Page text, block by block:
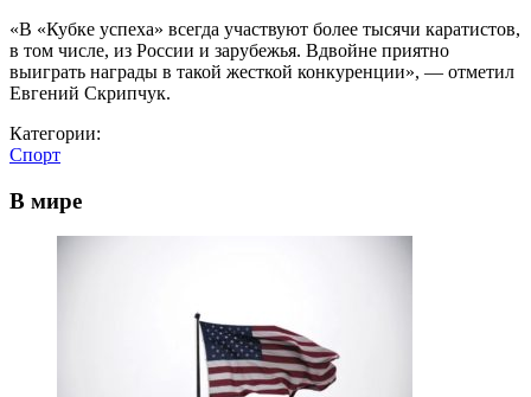
«В «Кубке успеха» всегда участвуют более тысячи каратистов,
в том числе, из России и зарубежья. Вдвойне приятно
выиграть награды в такой жесткой конкуренции», — отметил
Евгений Скрипчук.
Категории:
Спорт
В мире